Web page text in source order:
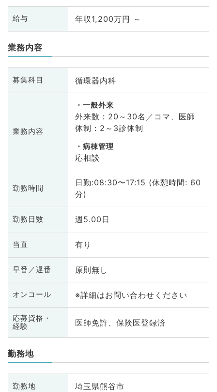
給与 年収1,200万円 ～
業務内容
募集科目 循環器内科
業務内容
一般外来
外来数：20～30名／コマ、医師
体制：2～3診体制
病棟管理
応相談
勤務時間
日勤:08:30〜17:15 (休憩時間: 60
分)
勤務日数 週5.00日
当直 有り
早番／遅番 原則無し
オンコール ※詳細はお問い合わせください
応募資格・
経験
医師免許、保険医登録済
勤務地
勤務地 埼玉県熊谷市